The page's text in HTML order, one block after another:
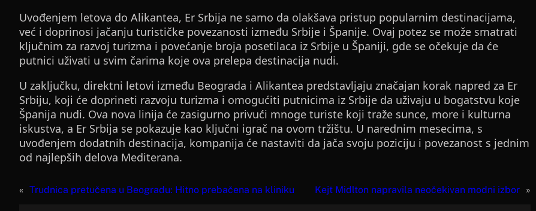
Uvođenjem letova do Alikantea, Er Srbija ne samo da olakšava pristup popularnim destinacijama,
već i doprinosi jačanju turističke povezanosti između Srbije i Španije. Ovaj potez se može smatrati
ključnim za razvoj turizma i povećanje broja posetilaca iz Srbije u Španiji, gde se očekuje da će
putnici uživati u svim čarima koje ova prelepa destinacija nudi.
U zaključku, direktni letovi između Beograda i Alikantea predstavljaju značajan korak napred za Er
Srbiju, koji će doprineti razvoju turizma i omogućiti putnicima iz Srbije da uživaju u bogatstvu koje
Španija nudi. Ova nova linija će zasigurno privući mnoge turiste koji traže sunce, more i kulturna
iskustva, a Er Srbija se pokazuje kao ključni igrač na ovom tržištu. U narednim mesecima, s
uvođenjem dodatnih destinacija, kompanija će nastaviti da jača svoju poziciju i povezanost s jednim
od najlepših delova Mediterana.
« Trudnica pretučena u Beogradu: Hitno prebačena na kliniku Kejt Midlton napravila neočekivan modni izbor »